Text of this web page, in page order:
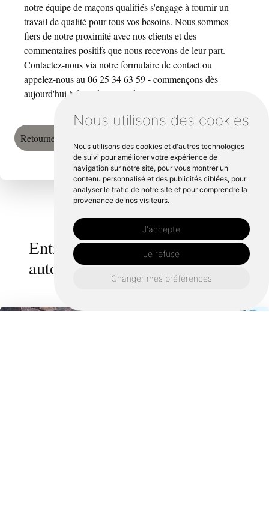
Nous utilisons des cookies
Nous utilisons des cookies et d'autres technologies
de suivi pour améliorer votre expérience de
navigation sur notre site, pour vous montrer un
contenu personnalisé et des publicités ciblées, pour
analyser le trafic de notre site et pour comprendre la
provenance de nos visiteurs.
J'accepte
Je refuse
Changer mes préférences
notre équipe de maçons qualifiés s'engage à fournir un
travail de qualité pour tous vos besoins. Nous sommes
fiers de notre proximité avec nos clients et des
commentaires positifs que nous recevons de leur part.
Contactez-nous via notre formulaire de contact ou
appelez-nous au 06 25 34 63 59 - commençons dès
aujourd'hui à faire du projet de vos rêves une réalité !
Retourner vers em-maconnerie.fr
Entreprise de maçonnerie
autour de Baulon :